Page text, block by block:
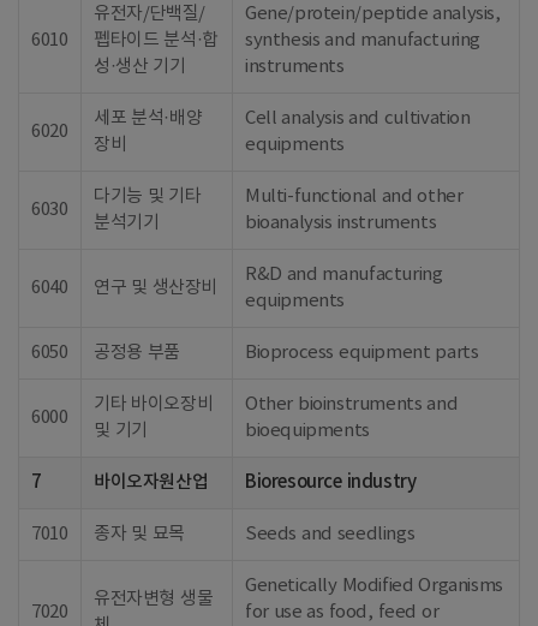
6010
유전자/단백질/
펩타이드 분석·합
성·생산 기기
Gene/protein/peptide analysis,
synthesis and manufacturing
instruments
6020
세포 분석·배양
장비
Cell analysis and cultivation
equipments
6030
다기능 및 기타
분석기기
Multi-functional and other
bioanalysis instruments
6040 연구 및 생산장비
R&D and manufacturing
equipments
6050 공정용 부품 Bioprocess equipment parts
6000
기타 바이오장비
및 기기
Other bioinstruments and
bioequipments
7 바이오자원산업 Bioresource industry
7010 종자 및 묘목 Seeds and seedlings
7020
유전자변형 생물
Genetically Modified Organisms
for use as food, feed or